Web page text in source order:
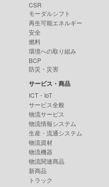
CSR
モーダルシフト
再生可能エネルギー
安全
燃料
環境への取り組み
BCP
防災・災害
サービス・商品
ICT・IoT
サービス全般
物流サービス
物流情報システム
生産・流通システム
物流資材
物流機器
物流関連商品
新商品
トラック